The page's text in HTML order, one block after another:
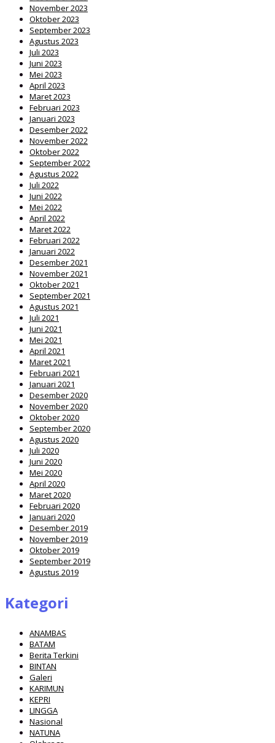
November 2023
Oktober 2023
September 2023
Agustus 2023
Juli 2023
Juni 2023
Mei 2023
April 2023
Maret 2023
Februari 2023
Januari 2023
Desember 2022
November 2022
Oktober 2022
September 2022
Agustus 2022
Juli 2022
Juni 2022
Mei 2022
April 2022
Maret 2022
Februari 2022
Januari 2022
Desember 2021
November 2021
Oktober 2021
September 2021
Agustus 2021
Juli 2021
Juni 2021
Mei 2021
April 2021
Maret 2021
Februari 2021
Januari 2021
Desember 2020
November 2020
Oktober 2020
September 2020
Agustus 2020
Juli 2020
Juni 2020
Mei 2020
April 2020
Maret 2020
Februari 2020
Januari 2020
Desember 2019
November 2019
Oktober 2019
September 2019
Agustus 2019
Kategori
ANAMBAS
BATAM
Berita Terkini
BINTAN
Galeri
KARIMUN
KEPRI
LINGGA
Nasional
NATUNA